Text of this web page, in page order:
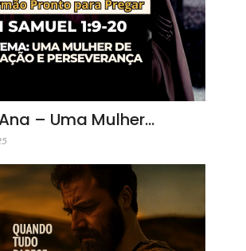
– Uma Mulher…